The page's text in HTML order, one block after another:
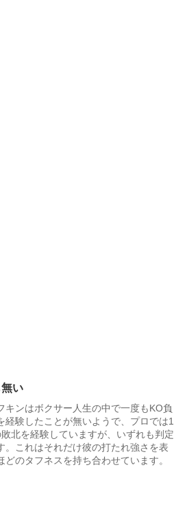
い
キンはボクサー人生の中で一度もKO負
経験したことが無いようで、プロでは1
北を経験していますが、いずれも判定
。これはそれだけ彼の打たれ強さを表
どのタフネスを持ち合わせています。